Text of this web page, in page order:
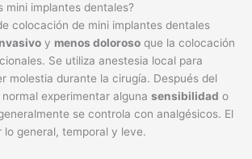
mini implantes dentales?
colocación de mini implantes dentales
y menos doloroso que la colocación
Se utiliza anestesia local para
molestia durante la cirugía. Después del
experimentar alguna sensibilidad o
se controla con analgésicos. El
lo general, temporal y leve.